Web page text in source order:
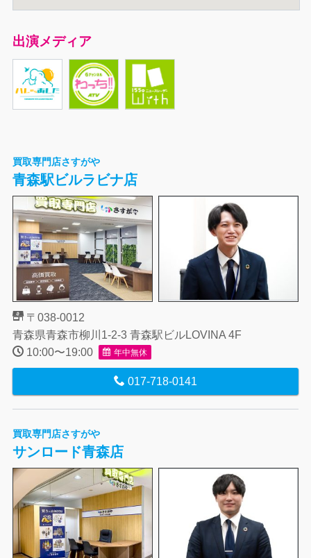
出演メディア
買取専門店さすがや
青森駅ビルラビナ店
〒038-0012
青森県青森市柳川1-2-3 青森駅ビルLOVINA 4F
10:00〜19:00
年中無休
017-718-0141
買取専門店さすがや
サンロード青森店